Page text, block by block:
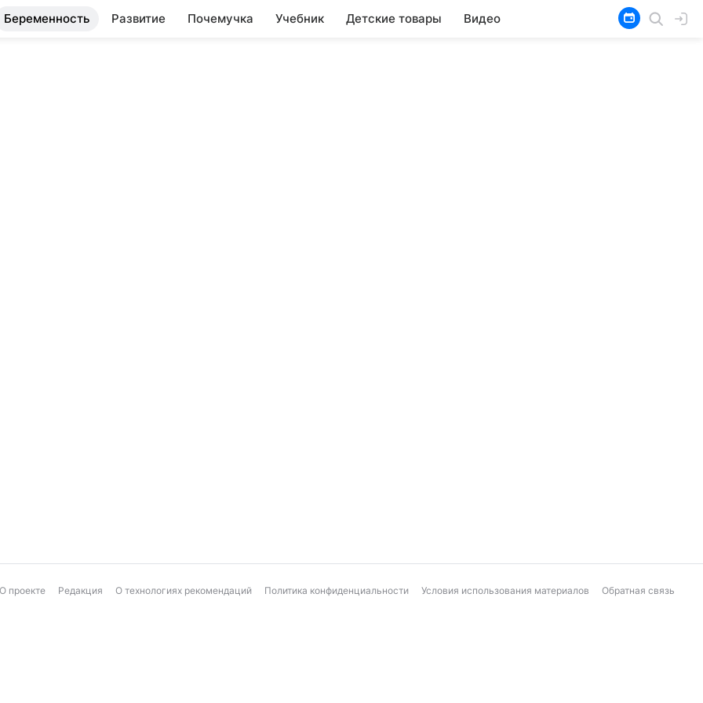
Беременность Развитие Почемучка Учебник Детские товары Видео
О проекте Редакция О технологиях рекомендаций Политика конфиденциальности Условия использования материалов Обратная связь